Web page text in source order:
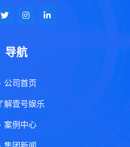
导航
公司首页
解壹号娱乐
案例中心